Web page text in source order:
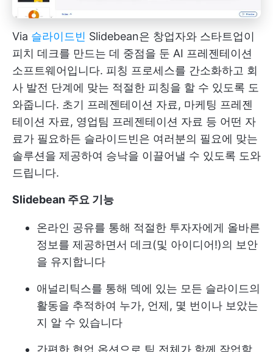
Via 슬라이드빈 Slidebean은 창업자와 스타트업이
피치 데크를 만드는 데 중점을 둔 AI 프레젠테이션
소프트웨어입니다. 피칭 프로세스를 간소화하고 회
사 발전 단계에 맞는 적절한 피칭을 할 수 있도록 도
와줍니다. 초기 프레젠테이션 자료, 마케팅 프레젠
테이션 자료, 영업팀 프레젠테이션 자료 등 어떤 자
료가 필요하든 슬라이드빈은 여러분의 필요에 맞는
솔루션을 제공하여 승낙을 이끌어낼 수 있도록 도와
드립니다.
Slidebean 주요 기능
온라인 공유를 통해 적절한 투자자에게 올바른
정보를 제공하면서 데크(및 아이디어!)의 보안
을 유지합니다
애널리틱스를 통해 덱에 있는 모든 슬라이드의
활동을 추적하여 누가, 언제, 몇 번이나 보았는
지 알 수 있습니다
간편한 협업 옵션으로 팀 전체가 함께 작업할